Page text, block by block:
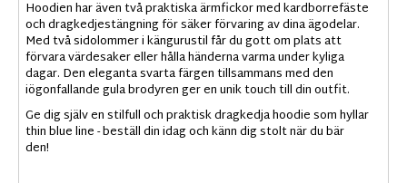
Hoodien har även två praktiska ärmfickor med kardborrefäste
och dragkedjestängning för säker förvaring av dina ägodelar.
Med två sidolommer i kängurustil får du gott om plats att
förvara värdesaker eller hålla händerna varma under kyliga
dagar. Den eleganta svarta färgen tillsammans med den
iögonfallande gula brodyren ger en unik touch till din outfit.
Ge dig själv en stilfull och praktisk dragkedja hoodie som hyllar
thin blue line - beställ din idag och känn dig stolt när du bär
den!